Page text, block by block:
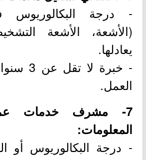
- درجة
(الأشعة، الأشعة
يعادلها.
- خبرة
العمل.
7- مشرف خدمات
المعلومات:
- درجة البكالوريوس أو